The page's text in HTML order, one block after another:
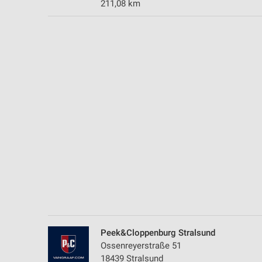
211,08 km
Peek&Cloppenburg Stralsund
Ossenreyerstraße 51
18439 Stralsund
Messung der Performance von Inhalten